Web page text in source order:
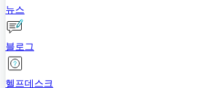
뉴스
블로그
헬프데스크